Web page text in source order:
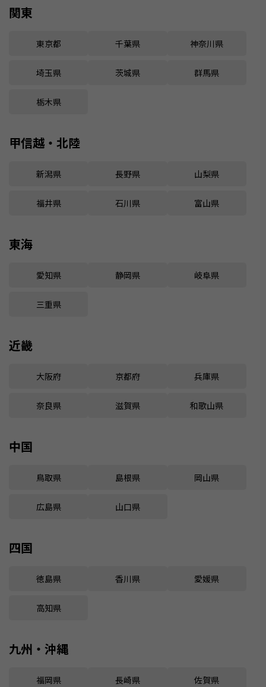
関東
東京都 千葉県 神奈川県
埼玉県 茨城県 群馬県
栃木県
甲信越・北陸
新潟県 長野県 山梨県
福井県 石川県 富山県
東海
愛知県 静岡県 岐阜県
三重県
近畿
大阪府 京都府 兵庫県
奈良県 滋賀県 和歌山県
中国
鳥取県 島根県 岡山県
広島県 山口県
四国
徳島県 香川県 愛媛県
高知県
九州・沖縄
福岡県 長崎県 佐賀県